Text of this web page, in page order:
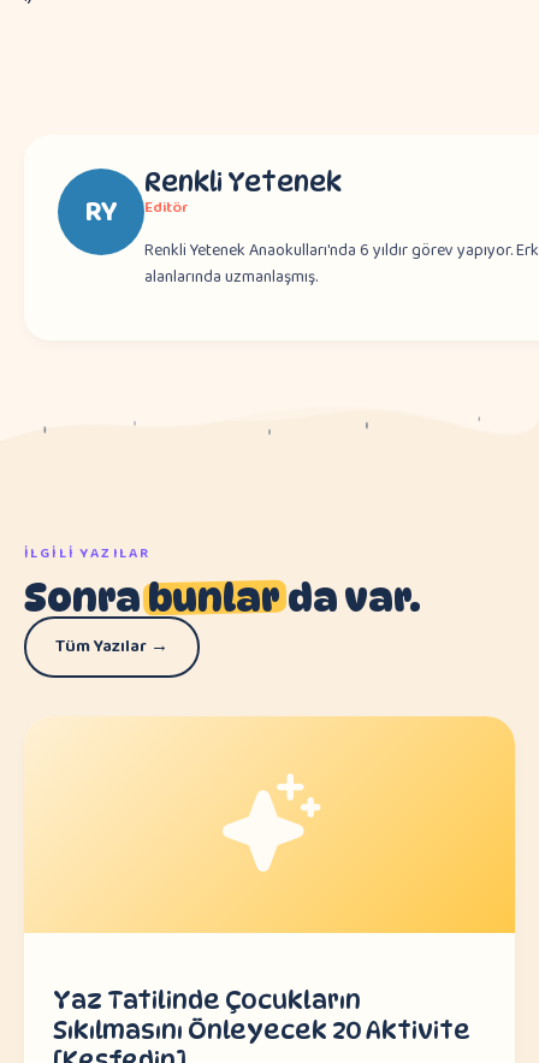
RY
Renkli Yetenek
Editör
Renkli Yetenek Anaokulları'nda 6 yıldır görev yapıyor.
alanlarında uzmanlaşmış.
İLGILI YAZILAR
Sonrabunlarda var.
Tüm Yazılar →
Yaz Tatilinde Çocukların
Sıkılmasını Önleyecek 20 Aktivite